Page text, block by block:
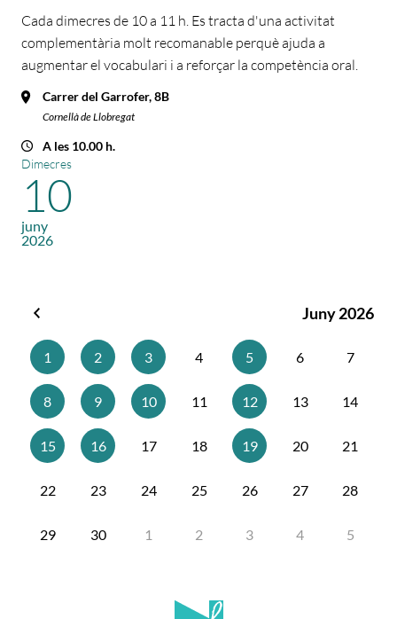
Cada dimecres de 10 a 11 h. Es tracta d'una activitat
complementària molt recomanable perquè ajuda a
augmentar el vocabulari i a reforçar la competència oral.
Carrer del Garrofer, 8B
Cornellà de Llobregat
A les 10.00 h.
Dimecres
10
juny
2026
Juny 2026
1 2 3 4 5 6 7
8 9 10 11 12 13 14
15 16 17 18 19 20 21
22 23 24 25 26 27 28
29 30 1 2 3 4 5